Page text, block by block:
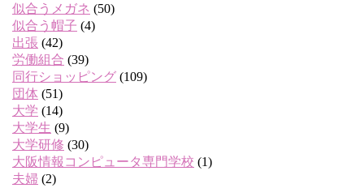
似合うメガネ (50)
似合う帽子 (4)
出張 (42)
労働組合 (39)
同行ショッピング (109)
団体 (51)
大学 (14)
大学生 (9)
大学研修 (30)
大阪情報コンピュータ専門学校 (1)
夫婦 (2)